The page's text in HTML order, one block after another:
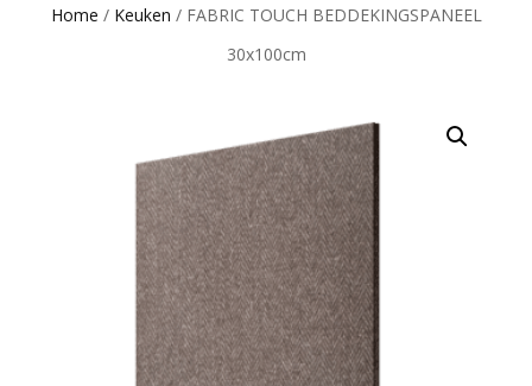
Home / Keuken / FABRIC TOUCH BEDDEKINGSPANEEL
30x100cm